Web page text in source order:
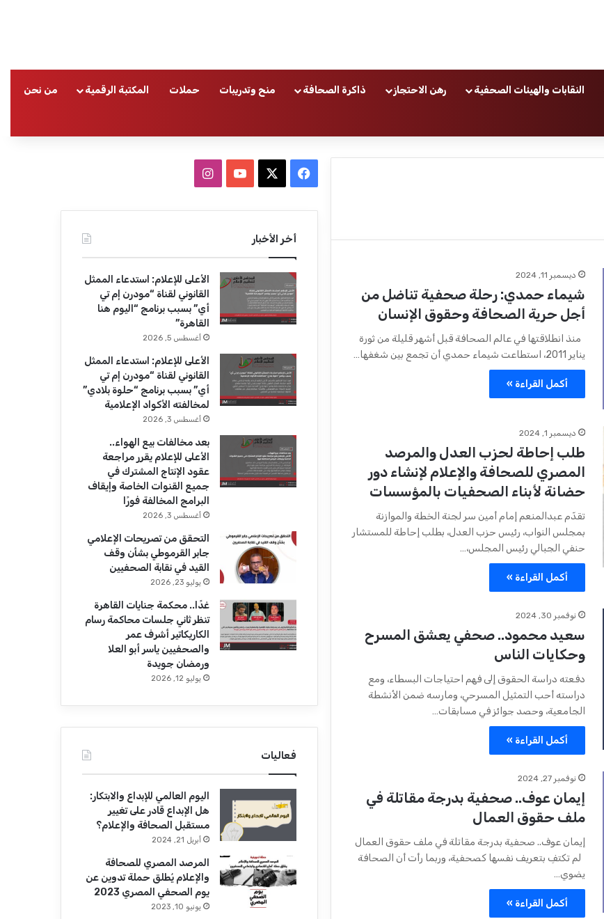
النقابات والهيئات الصحفية رهن الاحتجاز ذاكرة الصحافة منح وتدريبات حملات المكتبة الرقمية من نحن
ديسمبر 11, 2024
شيماء حمدي: رحلة صحفية تناضل من
أجل حرية الصحافة وحقوق الإنسان
منذ انطلاقتها في عالم الصحافة قبل أشهر قليلة من ثورة
يناير 2011، استطاعت شيماء حمدي أن تجمع بين شغفها…
أكمل القراءة »
ديسمبر 1, 2024
طلب إحاطة لحزب العدل والمرصد
المصري للصحافة والإعلام لإنشاء دور
حضانة لأبناء الصحفيات بالمؤسسات
تقدّم عبدالمنعم إمام أمين سر لجنة الخطة والموازنة
بمجلس النواب، رئيس حزب العدل، بطلب إحاطة للمستشار
حنفي الجبالي رئيس المجلس،…
أكمل القراءة »
نوفمبر 30, 2024
سعيد محمود.. صحفي يعشق المسرح
وحكايات الناس
دفعته دراسة الحقوق إلى فهم احتياجات البسطاء، ومع
دراسته أحب التمثيل المسرحي، ومارسه ضمن الأنشطة
الجامعية، وحصد جوائز في مسابقات…
أكمل القراءة »
نوفمبر 27, 2024
إيمان عوف.. صحفية بدرجة مقاتلة في
ملف حقوق العمال
إيمان عوف.. صحفية بدرجة مقاتلة في ملف حقوق العمال
لم تكتفِ بتعريف نفسها كصحفية، وربما رأت أن الصحافة
يضوي…
أكمل القراءة »
ب
و
ك
u
T
u
e
ا
ت
ق
ر
ا
م
أخر الأخبار
الأعلى للإعلام: استدعاء الممثل
القانوني لقناة “مودرن إم تي
أي” بسبب برنامج “اليوم هنا
القاهرة”
أغسطس 5, 2026
الأعلى للإعلام: استدعاء الممثل
القانوني لقناة “مودرن إم تي
أي” بسبب برنامج “حلوة بلادي”
لمخالفته الأكواد الإعلامية
أغسطس 3, 2026
بعد مخالفات بيع الهواء..
الأعلى للإعلام يقرر مراجعة
عقود الإنتاج المشترك في
جميع القنوات الخاصة وإيقاف
البرامج المخالفة فورًا
أغسطس 3, 2026
التحقق من تصريحات الإعلامي
جابر القرموطي بشأن وقف
القيد في نقابة الصحفيين
يوليو 23, 2026
غدًا.. محكمة جنايات القاهرة
تنظر ثاني جلسات محاكمة رسام
الكاريكاتير أشرف عمر
والصحفيين ياسر أبو العلا
ورمضان جويدة
يوليو 12, 2026
فعاليات
اليوم العالمي للإبداع والابتكار:
هل الإبداع قادر على تغيير
مستقبل الصحافة والإعلام؟
أبريل 21, 2024
المرصد المصري للصحافة
والإعلام يُطلق حملة تدوين عن
يوم الصحفي المصري 2023
يونيو 10, 2023